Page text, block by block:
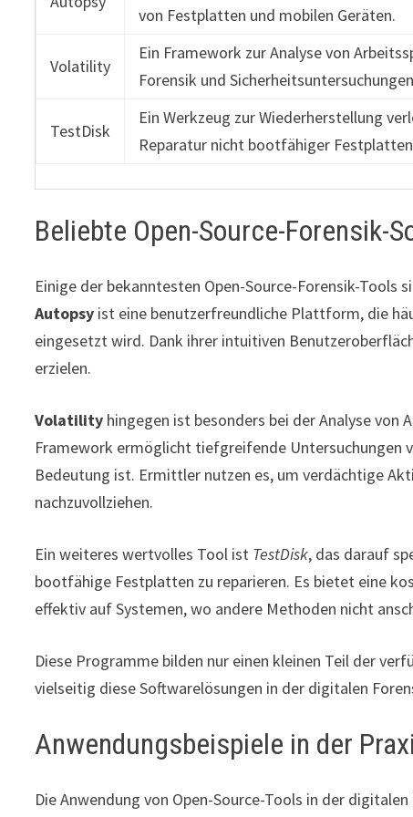
von Festplatten und mobilen Geräten.
Volatility
Ein Framework zur Analyse von
Forensik und
TestDisk
Ein Werkzeug zur Wiederherstellung
Reparatur nicht bootfähiger
Beliebte Open-Source-Forensik-
Einige der bekanntesten Open-Source-Forensik-
Autopsy ist eine benutzerfreundliche Plattform, die
eingesetzt wird. Dank ihrer intuitiven
erzielen.
Volatility hingegen ist besonders bei der Analyse
Framework ermöglicht tiefgreifende Untersuchungen
Bedeutung ist. Ermittler nutzen es, um verdächtige
nachzuvollziehen.
Ein weiteres wertvolles Tool ist TestDisk, das darauf
bootfähige Festplatten zu reparieren. Es bietet eine
effektiv auf Systemen, wo andere Methoden nicht
Diese Programme bilden nur einen kleinen Teil der
vielseitig diese Softwarelösungen in der digitalen
Anwendungsbeispiele in der
Die Anwendung von Open-Source-Tools in der